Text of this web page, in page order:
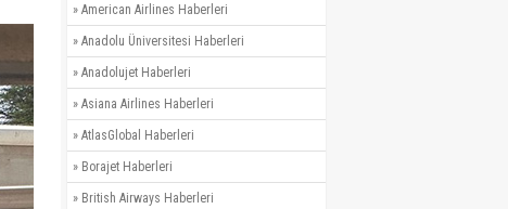
» American Airlines Haberleri
» Anadolu Üniversitesi Haberleri
» Anadolujet Haberleri
» Asiana Airlines Haberleri
» AtlasGlobal Haberleri
» Borajet Haberleri
» British Airways Haberleri